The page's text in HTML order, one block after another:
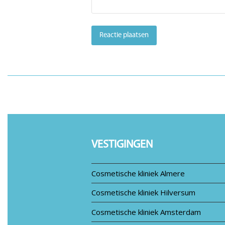
VESTIGINGEN
Cosmetische kliniek Almere
Cosmetische kliniek Hilversum
Cosmetische kliniek Amsterdam